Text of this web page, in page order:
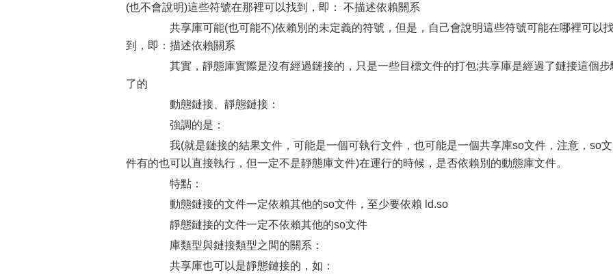
(也不會說明)這些符號在那裡可以找到，即： 不描述依賴關系
共享庫可能(也可能不)依賴別的未定義的符號，但是，自己會說明這些符號可能在哪裡可以
到，即：描述依賴關系
其實，靜態庫實際是沒有經過鏈接的，只是一些目標文件的打包;共享庫是經過了鏈接這個步
了的
動態鏈接、靜態鏈接：
強調的是：
我(就是鏈接的結果文件，可能是一個可執行文件，也可能是一個共享庫so文件，注意，so文
件有的也可以直接執行，但一定不是靜態庫文件)在運行的時候，是否依賴別的動態庫文件。
特點：
動態鏈接的文件一定依賴其他的so文件，至少要依賴 ld.so
靜態鏈接的文件一定不依賴其他的so文件
庫類型與鏈接類型之間的關系：
共享庫也可以是靜態鏈接的，如：